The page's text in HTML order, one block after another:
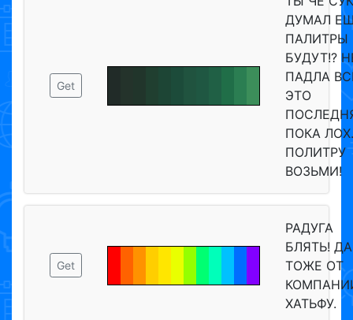
Get
ДУМАЛ
ПАЛИТРЫ
БУДУТ!?
ПАДЛА
ЭТО
ПОКА
ПОЛИТРУ
ВОЗЬМИ!
Get
РАДУГА
БЛЯТЬ!
ТОЖЕ ОТ
ХАТЬФУ.